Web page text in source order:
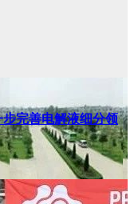
完善电解液细分领